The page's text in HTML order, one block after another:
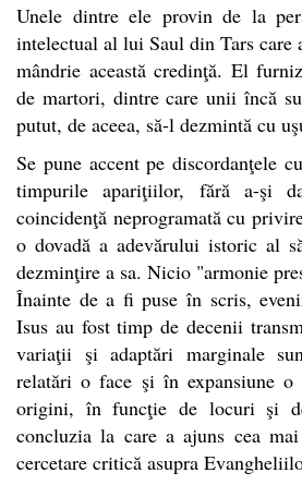
Unele dintre ele provin de la
intelectual al lui Saul din Tars care
mândrie această credinţă. El
de martori, dintre care unii încă
putut, de aceea, să-l dezmintă cu
Se pune accent pe discordanţele
timpurile apariţiilor, fără a-şi
coincidenţă neprogramată cu
o dovadă a adevărului istoric al
dezminţire a sa. Nicio "armonie
Înainte de a fi puse în scris,
Isus au fost timp de decenii
variaţii şi adaptări marginale
relatări o face şi în expansiune o
origini, în funcţie de locuri şi
concluzia la care a ajuns cea
cercetare critică asupra